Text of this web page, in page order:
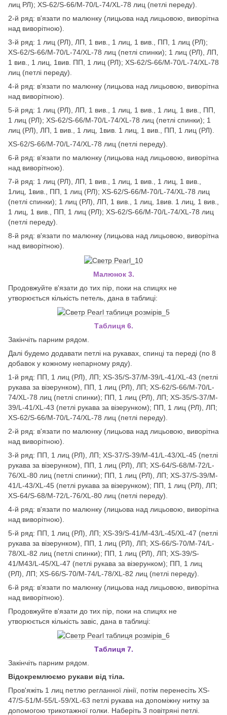
лиц РЛ); XS-62/S-66/M-70/L-74/XL-78 лиц (петлі переду).
2-й ряд: в'язати по малюнку (лицьова над лицьовою, виворітна
над виворітною).
3-й ряд: 1 лиц (РЛ), ЛП, 1 вив., 1 лиц, 1 вив., ПП, 1 лиц (РЛ);
XS-62/S-66/M-70/L-74/XL-78 лиц (петлі спинки); 1 лиц (РЛ), ЛП,
1 вив., 1 лиц, 1вив. ПП, 1 лиц (РЛ); XS-62/S-66/M-70/L-74/XL-78
лиц (петлі переду).
4-й ряд: в'язати по малюнку (лицьова над лицьовою, виворітна
над виворітною).
5-й ряд: 1 лиц (РЛ), ЛП, 1 вив., 1 лиц, 1 вив., 1 лиц, 1 вив., ПП,
1 лиц (РЛ); XS-62/S-66/M-70/L-74/XL-78 лиц (петлі спинки); 1
лиц (РЛ), ЛП, 1 вив., 1 лиц, 1вив. 1 лиц, 1 вив., ПП, 1 лиц (РЛ).
XS-62/S-66/M-70/L-74/XL-78 лиц (петлі переду).
6-й ряд: в'язати по малюнку (лицьова над лицьовою, виворітна
над виворітною).
7-й ряд: 1 лиц (РЛ), ЛП, 1 вив., 1 лиц, 1 вив., 1 лиц, 1 вив.,
1лиц, 1вив., ПП, 1 лиц (РЛ); XS-62/S-66/M-70/L-74/XL-78 лиц
(петлі спинки); 1 лиц (РЛ), ЛП, 1 вив., 1 лиц, 1вив. 1 лиц, 1 вив.,
1 лиц, 1 вив., ПП, 1 лиц (РЛ); XS-62/S-66/M-70/L-74/XL-78 лиц
(петлі переду).
8-й ряд: в'язати по малюнку (лицьова над лицьовою, виворітна
над виворітною).
Малюнок 3.
Продовжуйте в'язати до тих пір, поки на спицях не
утворюється кількість петель, дана в таблиці:
Таблиця 6.
Закінчіть парним рядом.
Далі будемо додавати петлі на рукавах, спинці та переді (по 8
добавок у кожному непарному ряду).
1-й ряд: ПП, 1 лиц (РЛ), ЛП; XS-35/S-37/M-39/L-41/XL-43 (петлі
рукава за візерунком), ПП, 1 лиц (РЛ), ЛП; XS-62/S-66/M-70/L-
74/XL-78 лиц (петлі спинки); ПП, 1 лиц (РЛ), ЛП; XS-35/S-37/M-
39/L-41/XL-43 (петлі рукава за візерунком); ПП, 1 лиц (РЛ), ЛП;
XS-62/S-66/M-70/L-74/XL-78 лиц (петлі переду).
2-й ряд: в'язати по малюнку (лицьова над лицьовою, виворітна
над виворітною).
3-й ряд: ПП, 1 лиц (РЛ), ЛП; XS-37/S-39/M-41/L-43/XL-45 (петлі
рукава за візерунком), ПП, 1 лиц (РЛ), ЛП; XS-64/S-68/M-72/L-
76/XL-80 лиц (петлі спинки); ПП, 1 лиц (РЛ), ЛП; XS-37/S-39/M-
41/L-43/XL-45 (петлі рукава за візерунком); ПП, 1 лиц (РЛ), ЛП;
XS-64/S-68/M-72/L-76/XL-80 лиц (петлі переду).
4-й ряд: в'язати по малюнку (лицьова над лицьовою, виворітна
над виворітною).
5-й ряд: ПП, 1 лиц (РЛ), ЛП; XS-39/S-41/M-43/L-45/XL-47 (петлі
рукава за візерунком), ПП, 1 лиц (РЛ), ЛП; XS-66/S-70/M-74/L-
78/XL-82 лиц (петлі спинки); ПП, 1 лиц (РЛ), ЛП; XS-39/S-
41/M43/L-45/XL-47 (петлі рукава за візерунком); ПП, 1 лиц
(РЛ), ЛП; XS-66/S-70/M-74/L-78/XL-82 лиц (петлі переду).
6-й ряд: в'язати по малюнку (лицьова над лицьовою, виворітна
над виворітною).
Продовжуйте в'язати до тих пір, поки на спицях не
утворюється кількість завіс, дана в таблиці:
Таблиця7.
Закінчіть парним рядом.
Відокремлюємо рукави від тіла.
Пров'яжіть 1 лиц петлю регланної лінії, потім перенесіть XS-
47/S-51/M-55/L-59/XL-63 петлі рукава на допоміжну нитку за
допомогою трикотажної голки. Наберіть 3 повітряні петлі.